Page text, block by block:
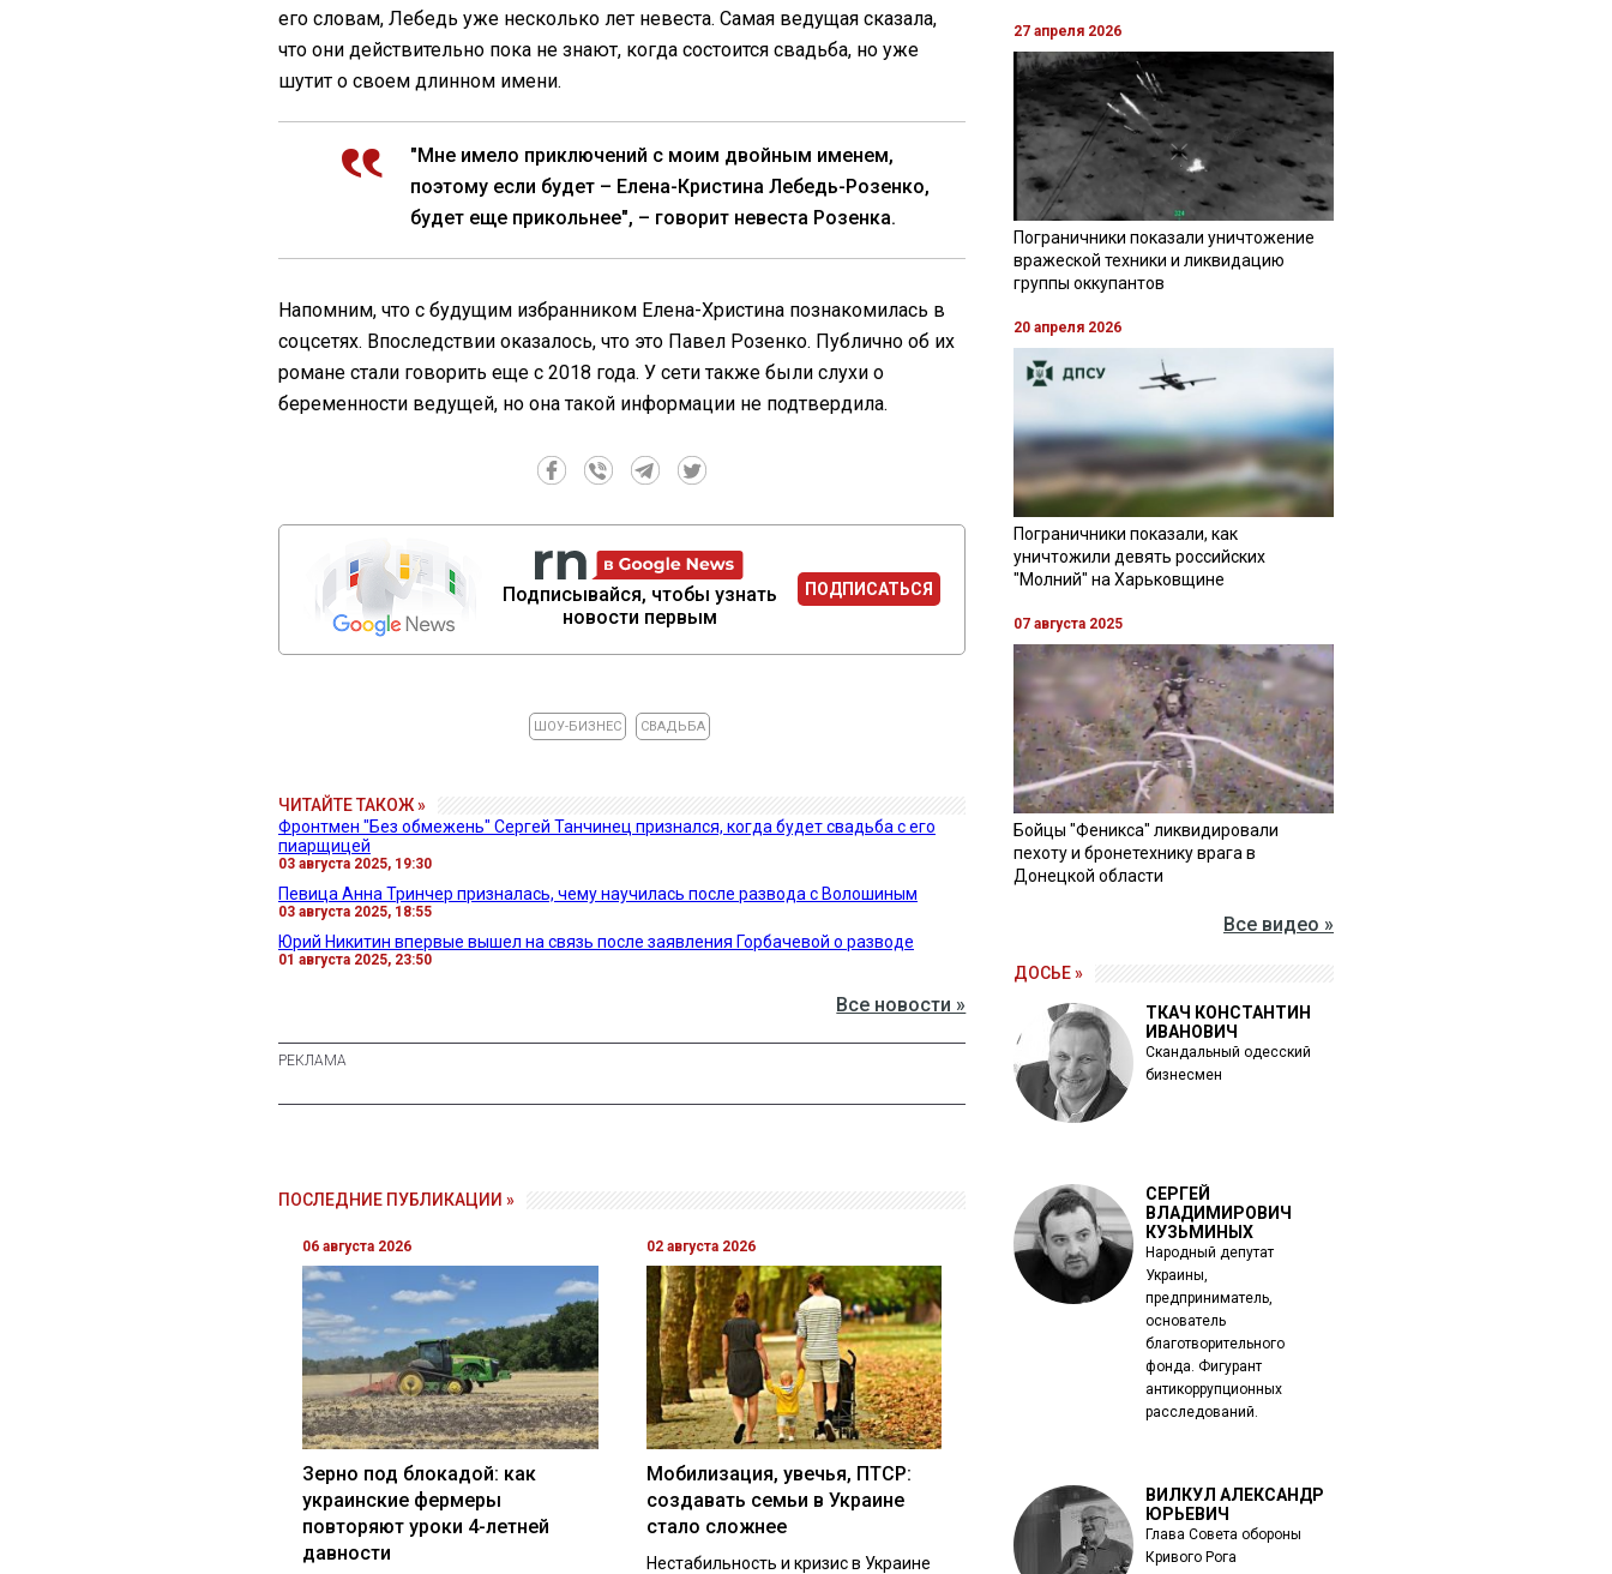
его словам, Лебедь уже несколько лет невеста. Самая ведущая сказала,
что они действительно пока не знают, когда состоится свадьба, но уже
шутит о своем длинном имени.
"Мне имело приключений с моим двойным именем,
поэтому если будет – Елена-Кристина Лебедь-Розенко,
будет еще прикольнее", – говорит невеста Розенка.
Напомним, что с будущим избранником Елена-Христина познакомилась в
соцсетях. Впоследствии оказалось, что это Павел Розенко. Публично об их
романе стали говорить еще с 2018 года. У сети также были слухи о
беременности ведущей, но она такой информации не подтвердила.
Подписывайся, чтобы узнать
новости первым
ПОДПИСАТЬСЯ
ШОУ-БИЗНЕС СВАДЬБА
ЧИТАЙТЕ ТАКОЖ »
Фронтмен "Без обмежень" Сергей Танчинец признался, когда будет свадьба с его
пиарщицей
03 августа 2025, 19:30
Певица Анна Тринчер призналась, чему научилась после развода с Волошиным
03 августа 2025, 18:55
Юрий Никитин впервые вышел на связь после заявления Горбачевой о разводе
01 августа 2025, 23:50
Все новости »
ПОСЛЕДНИЕ ПУБЛИКАЦИИ »
06 августа 2026
Зерно под блокадой: как
украинские фермеры
повторяют уроки 4-летней
давности
02 августа 2026
Мобилизация, увечья, ПТСР:
создавать семьи в Украине
стало сложнее
Нестабильность и кризис в Украине
27 апреля 2026
Пограничники показали уничтожение
вражеской техники и ликвидацию
группы оккупантов
20 апреля 2026
Пограничники показали, как
уничтожили девять российских
"Молний" на Харьковщине
07 августа 2025
Бойцы "Феникса" ликвидировали
пехоту и бронетехнику врага в
Донецкой области
Все видео »
ДОСЬЕ »
ТКАЧ КОНСТАНТИН
ИВАНОВИЧ
Скандальный одесский
бизнесмен
СЕРГЕЙ
ВЛАДИМИРОВИЧ
КУЗЬМИНЫХ
Народный депутат
Украины,
предприниматель,
основатель
благотворительного
фонда. Фигурант
антикоррупционных
расследований.
ВИЛКУЛ АЛЕКСАНДР
ЮРЬЕВИЧ
Глава Совета обороны
Кривого Рога